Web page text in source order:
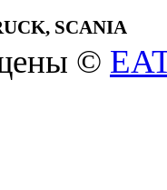
SCANIA
©